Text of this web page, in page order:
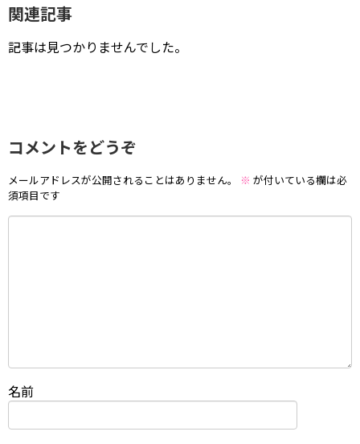
関連記事
記事は見つかりませんでした。
コメントをどうぞ
メールアドレスが公開されることはありません。 ※ が付いている欄は必
須項目です
名前